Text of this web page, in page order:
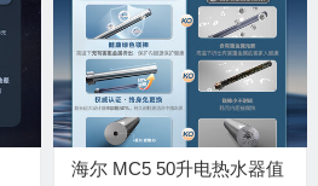
海尔 MC5 50升电热水器值